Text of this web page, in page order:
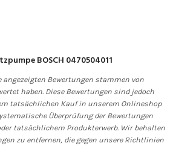
BOSCH 0470504011
angezeigten Bewertungen stammen von
haben. Diese Bewertungen sind jedoch
tatsächlichen Kauf in unserem Onlineshop
Überprüfung der Bewertungen
tatsächlichem Produkterwerb. Wir behalten
zu entfernen, die gegen unsere Richtlinien